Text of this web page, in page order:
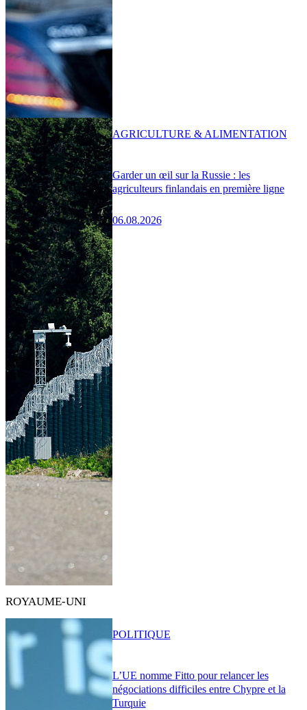
Garder un œil sur la Russie : les
agriculteurs finlandais en première ligne
06.08.2026
AGRICULTURE & ALIMENTATION
ROYAUME-UNI
L’UE nomme Fitto pour relancer les
négociations difficiles entre Chypre et la
Turquie
POLITIQUE